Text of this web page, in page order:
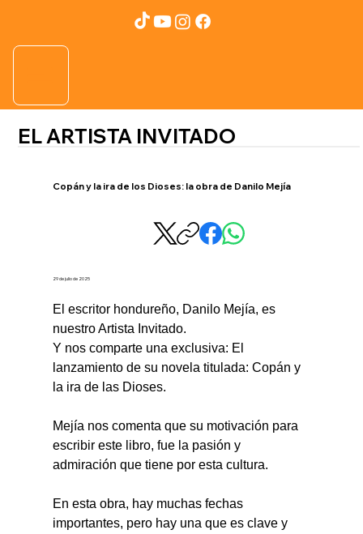
EL ARTISTA INVITADO
Copán y la ira de los Dioses: la obra de Danilo Mejía
29 de julio de 2025
El escritor hondureño, Danilo Mejía, es
nuestro Artista Invitado.
Y nos comparte una exclusiva: El
lanzamiento de su novela titulada: Copán y
la ira de las Dioses.
Mejía nos comenta que su motivación para
escribir este libro, fue la pasión y
admiración que tiene por esta cultura.
En esta obra, hay muchas fechas
importantes, pero hay una que es clave y